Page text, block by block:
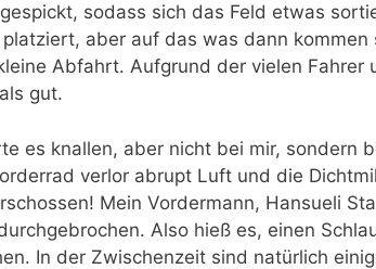
sodass sich das Feld etwas
aber auf das was dann
Abfahrt. Aufgrund der vielen
gut.
es knallen, aber nicht bei mir, sondern
verlor abrupt Luft und die
Mein Vordermann, Hansueli
Also hieß es, einen
In der Zwischenzeit sind natürlich